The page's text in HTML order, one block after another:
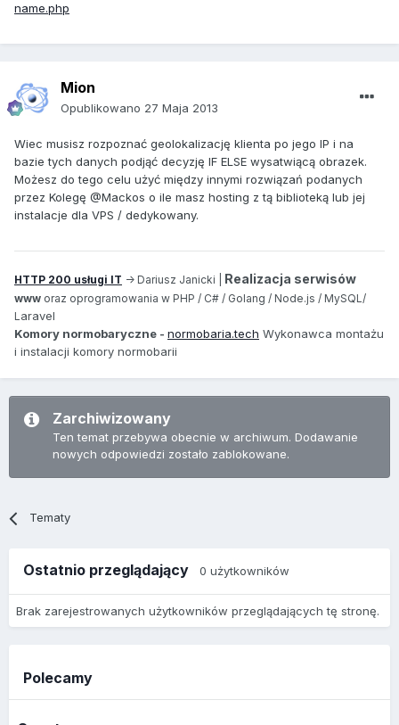
name.php
Mion
Opublikowano 27 Maja 2013
Wiec musisz rozpoznać geolokalizację klienta po jego IP i na
bazie tych danych podjąć decyzję IF ELSE wysatwiącą obrazek.
Możesz do tego celu użyć między innymi rozwiązań podanych
przez Kolegę @Mackos o ile masz hosting z tą biblioteką lub jej
instalacje dla VPS / dedykowany.
HTTP 200 usługi IT -> Dariusz Janicki | Realizacja serwisów
www oraz oprogramowania w PHP / C# / Golang / Node.js / MySQL/
Laravel
Komory normobaryczne - normobaria.tech Wykonawca montażu
i instalacji komory normobarii
Zarchiwizowany
Ten temat przebywa obecnie w archiwum. Dodawanie
nowych odpowiedzi zostało zablokowane.
Tematy
Ostatnio przeglądający 0 użytkowników
Brak zarejestrowanych użytkowników przeglądających tę stronę.
Polecamy